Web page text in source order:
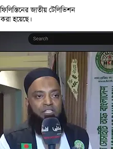
জাতীয় টেলিভিশন
হয়েছে।